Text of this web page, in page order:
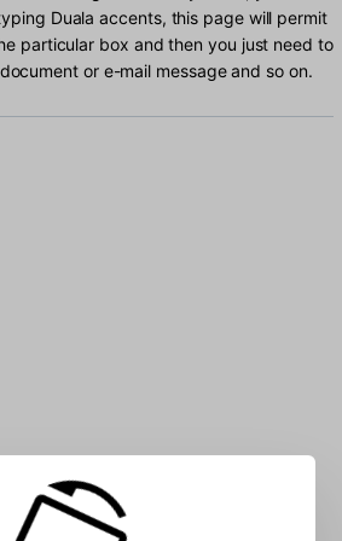
Duala accents, this page will permit
particular box and then you just need to
or e-mail message and so on.
characters into the box: